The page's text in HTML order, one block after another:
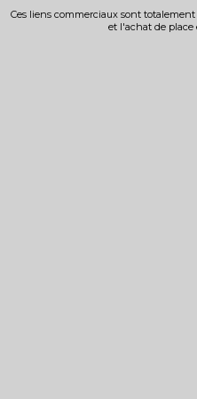
Ces liens commerciaux sont
et l'achat de